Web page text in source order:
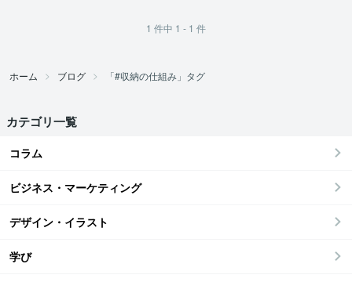
1 件中 1 - 1 件
ホーム ブログ 「#収納の仕組み」タグ
カテゴリ一覧
コラム
ビジネス・マーケティング
デザイン・イラスト
学び